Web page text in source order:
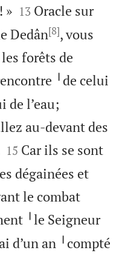
»
13 Oracle sur
Dedân[8], vous
forêts de
╵de celui
de l’eau;
au-devant des


15 Car ils se sont
dégainées et
le combat
╵le Seigneur
d’un an ╵compté